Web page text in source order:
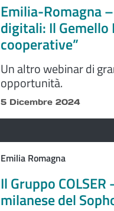
Emilia-Romagna
digitali: Il
cooperative”
Un altro webinar di
opportunità.
5 Dicembre 2024
Emilia Romagna
Il Gruppo
milanese del